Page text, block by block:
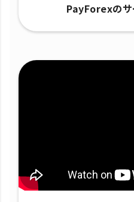
PayForexのサ